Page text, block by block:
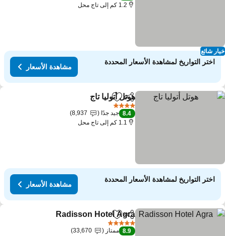
شائع
1.2 كم إلى تاج محل
اختر التواريخ لمشاهدة الأسعار المحددة
مشاهدة الأسعار
مشاركةAdd to favorites
هوتل أتوليا تاج
8.4 جيد جدًا
8,937
1.1 كم إلى تاج محل
اختر التواريخ لمشاهدة الأسعار المحددة
مشاهدة الأسعار
مشاركةAdd to favorites
Radisson Hotel Agra
8.9 ممتاز
33,670